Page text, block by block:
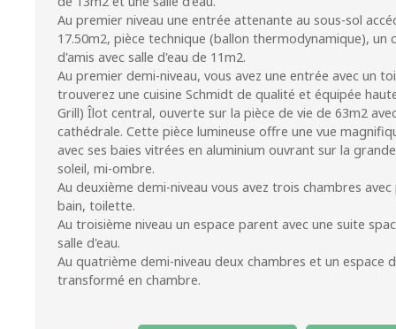
Au premier niveau une entrée attenante au sous-sol
17.50m2, pièce technique (ballon thermodynamique), un
d'amis avec salle d'eau de 11m2.
Au premier demi-niveau, vous avez une entrée avec un
trouverez une cuisine Schmidt de qualité et équipée
Grill) Îlot central, ouverte sur la pièce de vie de 63m2
cathédrale. Cette pièce lumineuse offre une vue
avec ses baies vitrées en aluminium ouvrant sur la
soleil, mi-ombre.
Au deuxième demi-niveau vous avez trois chambres
bain, toilette.
Au troisième niveau un espace parent avec une suite
salle d'eau.
Au quatrième demi-niveau deux chambres et un espace
transformé en chambre.